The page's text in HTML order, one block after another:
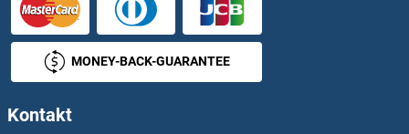
PLAGL2 ELISA Kits
Plakophilin 1 ELISA Kits
Plakophilin 2 ELISA Kits
MONEY-BACK-GUARANTEE
Kontakt